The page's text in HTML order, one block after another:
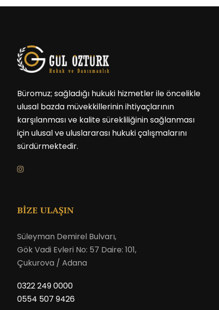
Büromuz; sağladığı hukuki hizmetler ile öncelikle
ulusal bazda müvekkillerinin ihtiyaçlarının
karşılanması ve kalite sürekliliğinin sağlanması
için ulusal ve uluslararası hukuki çalışmalarını
sürdürmektedir.
BİZE ULAŞIN
Süleyman Demirel Bulvarı,
Gök Vadi Evleri No: 57 Daire: 101,
Çukurova / Adana
0322 249 0000
0554 507 9426